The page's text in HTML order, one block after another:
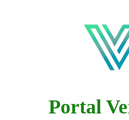
Portal